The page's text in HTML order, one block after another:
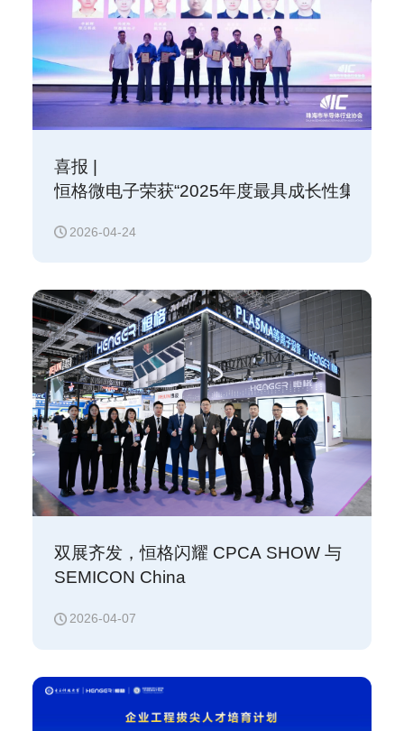
喜报 |
恒格微电子荣获“2025年度最具成长性集成电
2026-04-24
双展齐发，恒格闪耀 CPCA SHOW 与
SEMICON China
2026-04-07